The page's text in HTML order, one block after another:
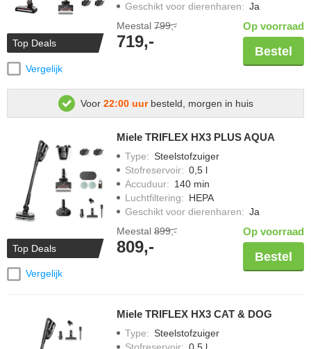
Top Deals
Vergelijk
Geschikt voor dierenharen: Ja
Meestal 799,-
719,-
Op voorraad
Bestel
Voor 22:00 uurbesteld, morgen in huis
Top Deals
Vergelijk
Miele TRIFLEX HX3 PLUS AQUA
Type: Steelstofzuiger
Stofreservoir: 0,5 l
Accuduur: 140 min
Luchtfiltering: HEPA
Geschikt voor dierenharen: Ja
Meestal 899,-
809,-
Op voorraad
Bestel
Miele TRIFLEX HX3 CAT & DOG
Type: Steelstofzuiger
Stofreservoir: 0,5 l